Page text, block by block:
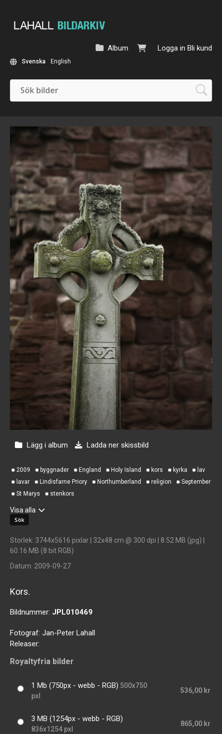
Logga in Bli kund
Album
Svenska English
Lägg i album Ladda ner skissbild
2009 byggnader England Holy Island kors kyrka
lav
lavar
Lindisfarne Priory Northumberland religion
September
St Marys
stenkors
Visa alla
Storlek: 3744x5616 pixlar | 32x48 cm @ 300 dpi | 8.52 MB (jpg) |
60.16 MB (8 bit RGB)
Datum: 2009-09-27
Kors.
Bildnummer: JPL010469
Fotograf: Jan-Peter Lahall
Releaser:
Royaltyfria bilder
1 Mb (750px - webb - RGB) 500x750
pxl
536,00 kr
3 MB (1254px - webb - RGB)
836x1254 pxl
865,00 kr